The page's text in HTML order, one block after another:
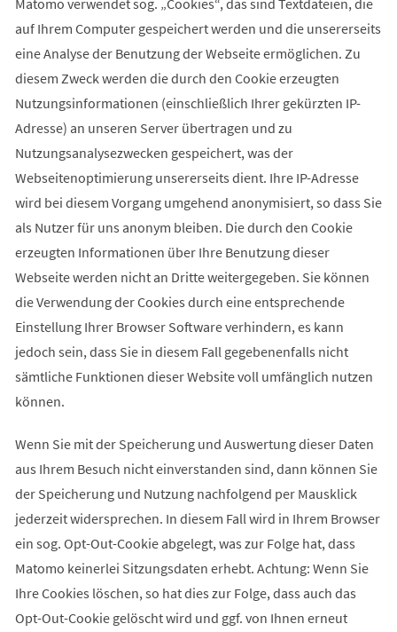
auf Ihrem Computer gespeichert werden und die unsererseits
eine Analyse der Benutzung der Webseite ermöglichen. Zu
diesem Zweck werden die durch den Cookie erzeugten
Nutzungsinformationen (einschließlich Ihrer gekürzten IP-
Adresse) an unseren Server übertragen und zu
Nutzungsanalysezwecken gespeichert, was der
Webseitenoptimierung unsererseits dient. Ihre IP-Adresse
wird bei diesem Vorgang umgehend anonymisiert, so dass Sie
als Nutzer für uns anonym bleiben. Die durch den Cookie
erzeugten Informationen über Ihre Benutzung dieser
Webseite werden nicht an Dritte weitergegeben. Sie können
die Verwendung der Cookies durch eine entsprechende
Einstellung Ihrer Browser Software verhindern, es kann
jedoch sein, dass Sie in diesem Fall gegebenenfalls nicht
sämtliche Funktionen dieser Website voll umfänglich nutzen
können.
Wenn Sie mit der Speicherung und Auswertung dieser Daten
aus Ihrem Besuch nicht einverstanden sind, dann können Sie
der Speicherung und Nutzung nachfolgend per Mausklick
jederzeit widersprechen. In diesem Fall wird in Ihrem Browser
ein sog. Opt-Out-Cookie abgelegt, was zur Folge hat, dass
Matomo keinerlei Sitzungsdaten erhebt. Achtung: Wenn Sie
Ihre Cookies löschen, so hat dies zur Folge, dass auch das
Opt-Out-Cookie gelöscht wird und ggf. von Ihnen erneut